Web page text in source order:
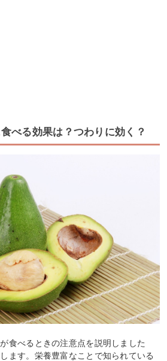
べる効果は？つわりに効く？
食べるときの注意点を説明しました
ます。栄養豊富なことで知られている